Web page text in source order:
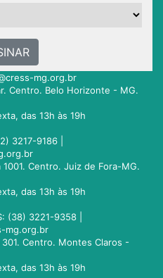
mg.org.br
Centro. Belo Horizonte - MG.
das 13h às 19h
3217-9186 |
1001. Centro. Juiz de Fora-MG.
das 13h às 19h
(38) 3221-9358 |
mg.org.br
Centro. Montes Claros -
das 13h às 19h